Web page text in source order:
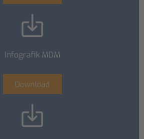
Infografik MDM
Download